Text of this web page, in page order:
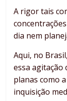
A rigor tais
dia nem
Aqui, no
essa agitação
planas como
inquisição